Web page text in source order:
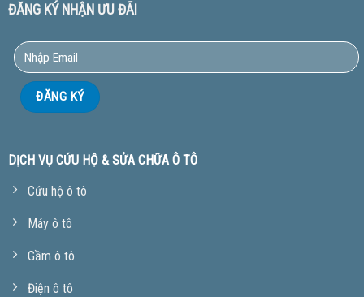
ĐĂNG KÝ NHẬN ƯU ĐÃI
DỊCH VỤ CỨU HỘ & SỬA CHỮA Ô TÔ
Cứu hộ ô tô
Máy ô tô
Gầm ô tô
Điện ô tô